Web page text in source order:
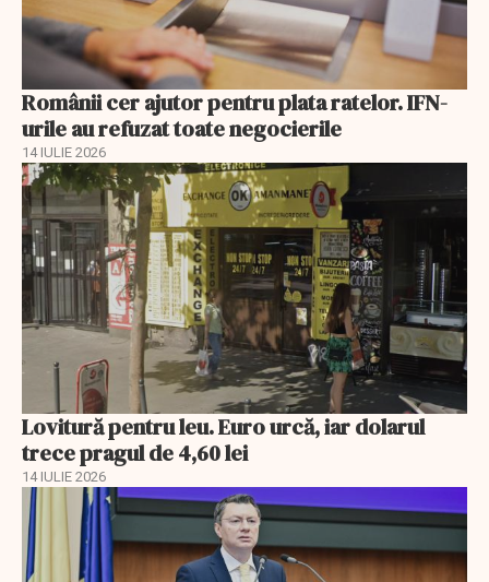
Românii cer ajutor pentru plata ratelor. IFN-
urile au refuzat toate negocierile
14 IULIE 2026
Lovitură pentru leu. Euro urcă, iar dolarul
trece pragul de 4,60 lei
14 IULIE 2026